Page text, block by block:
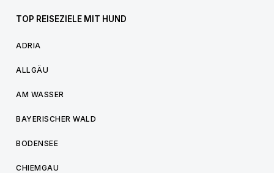
TOP REISEZIELE MIT HUND
ADRIA
ALLGÄU
AM WASSER
BAYERISCHER WALD
BODENSEE
CHIEMGAU